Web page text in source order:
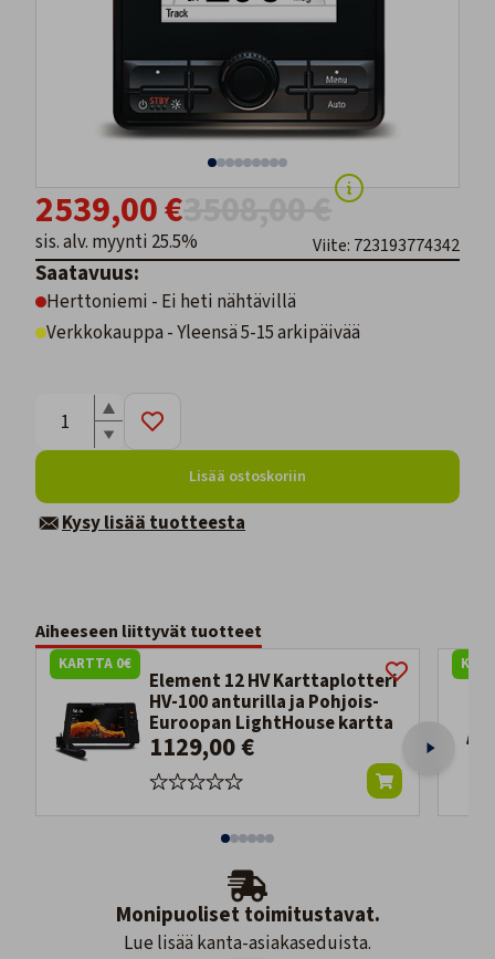
2539,00 €
sis. alv. myynti 25.5% Viite: 723193774342
Saatavuus:
Herttoniemi - Ei heti nähtävillä
Verkkokauppa - Yleensä 5-15 arkipäivää
Lisää ostoskoriin
Kysy lisää tuotteesta
Aiheeseen liittyvät tuotteet
Element 12 HV Karttaplotteri
HV-100 anturilla ja Pohjois-
Euroopan LightHouse kartta
1129,00 €
KARTTA 0€
Monipuoliset toimitustavat.
Lue lisää kanta-asiakaseduista.